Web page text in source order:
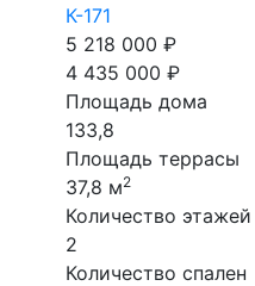
К-171
5 218 000 ₽
4 435 000 ₽
Площадь дома
133,8
Площадь террасы
37,8 м2
Количество этажей
2
Количество спален